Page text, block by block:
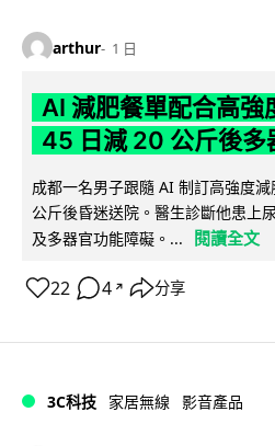
arthur 1 日
AI 減肥餐單配合高
45 日減 20 公斤後多
成都一名男子跟隨 AI 制訂高強度
公斤後昏迷送院。醫生診斷他患上
及多器官功能障礙。...
閱讀全文
22 4 ↗ 分享
3C科技 家居無線 影音產品